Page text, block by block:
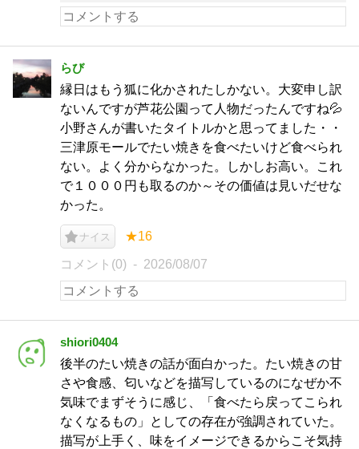
らび
縁日はもう狐に化かされたしかない。大変申し訳
ないんですが芦花公園って人物だったんですね💦
小野さんが書いたタイトルかと思ってました・・
三津原モールでたい焼きを食べたいけど食べられ
ない。よく分からなかった。しかしお高い。これ
で１０００円も取るのか～その価値は見いだせな
かった。
ナイス ★16
コメント(0) 2026/08/07
shiori0404
後半のたい焼きの話が面白かった。たい焼きの甘
さや食感、匂いなどを描写しているのになぜか不
気味でまずそうに感じ、「食べたら戻ってこられ
なくなるもの」としての存在が強調されていた。
描写が上手く、味をイメージできるからこそ気持